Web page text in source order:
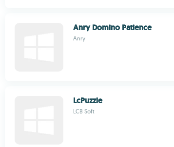
Anry Domino Patience
Anry
LcPuzzle
LCB Soft